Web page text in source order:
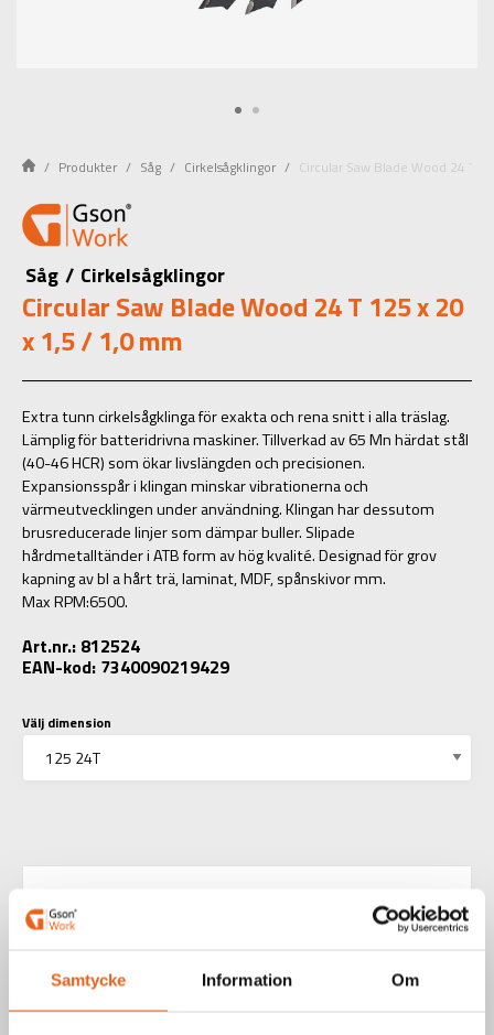
Samtycke Information Om
Produkter Såg Cirkelsågklingor Circular Saw Blade Wood 24 T
Såg / Cirkelsågklingor
Circular Saw Blade Wood 24 T 125 x 20
x 1,5 / 1,0 mm
Extra tunn cirkelsågklinga för exakta och rena snitt i alla träslag.
Lämplig för batteridrivna maskiner. Tillverkad av 65 Mn härdat stål
(40-46 HCR) som ökar livslängden och precisionen.
Expansionsspår i klingan minskar vibrationerna och
värmeutvecklingen under användning. Klingan har dessutom
brusreducerade linjer som dämpar buller. Slipade
hårdmetalltänder i ATB form av hög kvalité. Designad för grov
kapning av bl a hårt trä, laminat, MDF, spånskivor mm.
Max RPM:6500.
Art.nr.: 812524
EAN-kod: 7340090219429
Välj dimension
RELATERADE PRODUKTER